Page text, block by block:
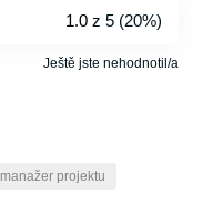
1.0 z 5 (20%)
Ještě jste nehodnotil/a
manažer projektu